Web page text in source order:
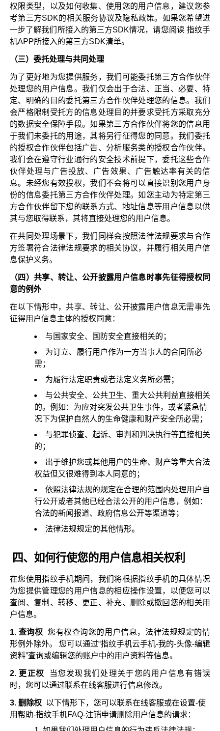
权限类型，以及如何收集、使用您的用户信息，建议您参
考第三方SDK的相关服务协议及隐私政策。如果您希望进
一步了解我们所接入的第三方SDK情况，请您阅读 指纹手
机APP所接入的第三方SDK清单。
（三）委托处理与共同处理
为了更好地为您提供服务，我们可能委托第三方合作伙伴
处理您的用户信息。我们仅会出于合法、正当、必要、特
定、明确的目的委托第三方合作伙伴处理您的信息。我们
会严格限制受托方的信息处理目的并要求受托方采取充分
的数据安全保障手段。如果第三方合作伙伴将您的信息用
于我们未委托的用途，其将另行征得您的同意。我们委托
的授权合作伙伴包括广告、分析服务类的授权合作伙伴。
我们会在遵守行业通行的安全技术前提下，委托这些合作
伙伴处理与广告投放、广告效果、广告触达率有关的信
息。未经您有效授权，我们不会将可以直接识别您用户身
份的信息委托第三方合作伙伴处理。如您主动为特定第三
方合作伙伴留下您的联系方式、地址信息等用户信息以供
其与您取得联系，其将直接处理您的用户信息。
在共同处理场景下，我们同样会按照法律法规要求与合作
方签署符合法律法规要求的相关协议，并履行相关用户信
息保护义务。
（四）共享、转让、公开披露用户信息时事先征得授权同
意的例外
在以下情形中，共享、转让、公开披露用户信息无需事先
征得用户信息主体的授权同意：
与国家安全、国防安全直接相关的；
为订立、履行用户作为一方当事人的合同所必
需；
为履行法定职责或者法定义务所必需；
与公共安全、公共卫生、重大公共利益直接相关
的。例如：为应对突发公共卫生事件，或者紧急情
况下为保护自然人的生命健康和财产安全所必需；
与犯罪侦查、起诉、审判和判决执行等直接相关
的；
出于维护您或其他用户的生命、财产等重大合法
权益但又很难得到本人同意的；
依照法律法规的规定在合理的范围内处理用户自
行公开或者其他已经合法公开的用户信息，例如：
合法的新闻报道、政府信息公开等渠道等；
法律法规规定的其他情形。
四、如何行使您的用户信息相关权利
在您使用指纹手机期间，我们将根据指纹手机的具体情况
为您提供管理您的用户信息的相应操作设置，以便您可以
查阅、复制、转移、更正、补充、删除或撤回您的相关用
户信息。
1. 查询权 您有权查询您的用户信息，法律法规规定的情
形例外除外。 您可以通过“指纹手机云手机-我的-头像-编辑
资料”查询或编辑您的账户中的用户资料等信息。
2. 更正权
当您发现我们处理关于您的用户信息有错误
时，您可以通过联系在线客服进行信息修改。
3. 删除权 以下情形下，您可以联系在线客服或在设置-使
用帮助-指纹手机FAQ-注销申请删除用户信息的请求：